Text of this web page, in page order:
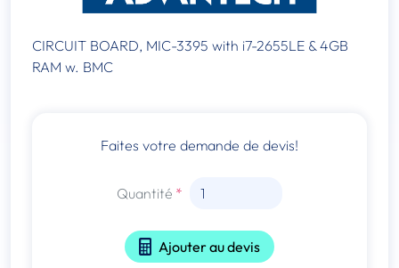
CIRCUIT BOARD, MIC-3395 with i7-2655LE & 4GB
RAM w. BMC
Faites votre demande de devis!
Quantité
Ajouter au devis